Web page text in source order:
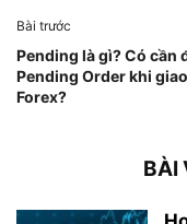
Bài trước
Pending là gì? Có cần
Pending Order khi
Forex?
BÀI